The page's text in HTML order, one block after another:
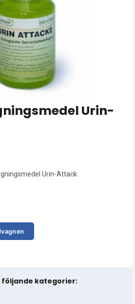
Urin-
Urin-Attack
följande kategorier: